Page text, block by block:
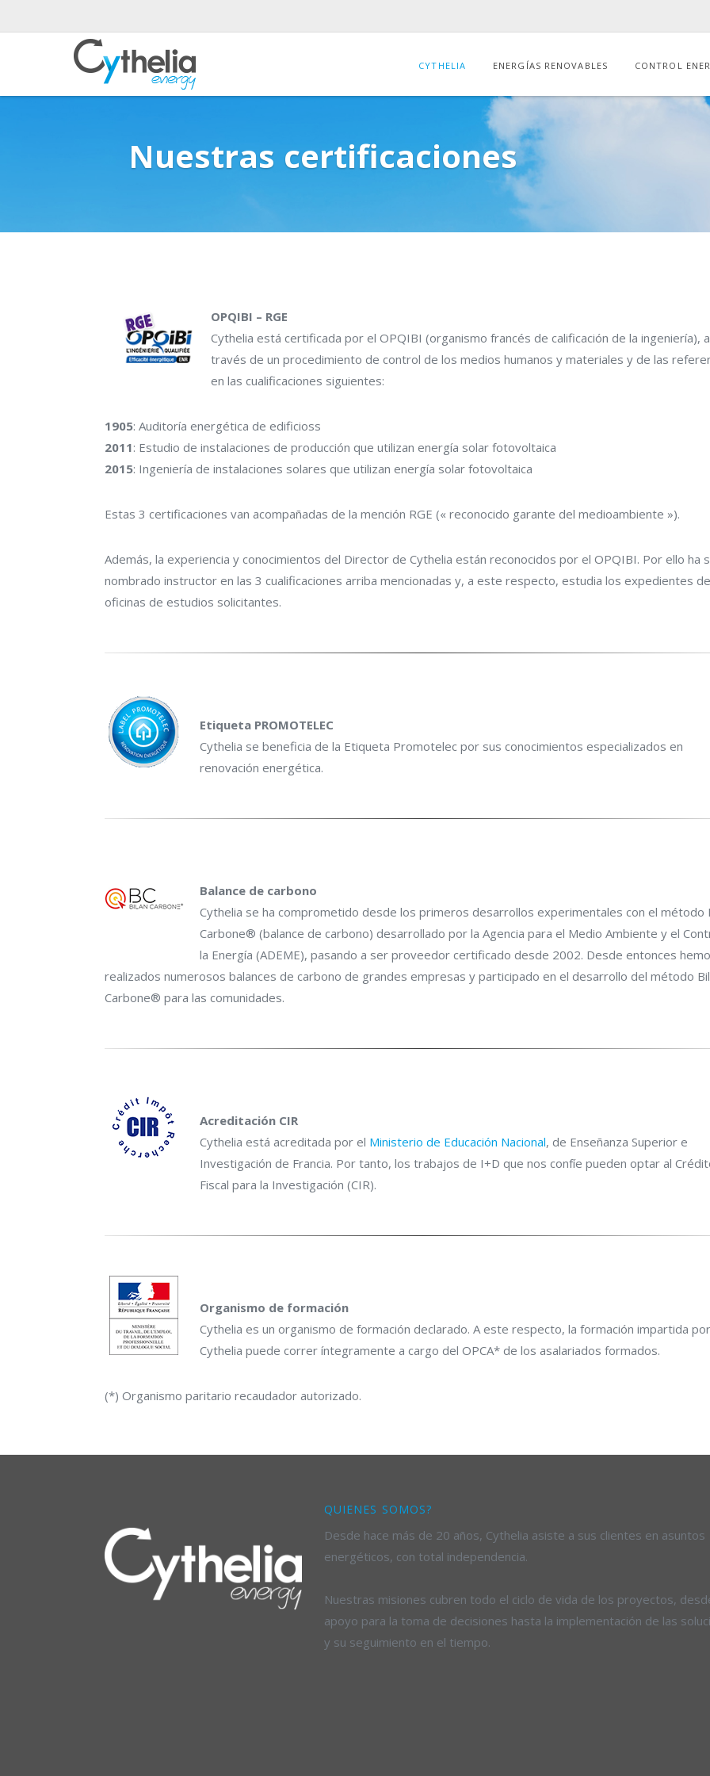
CYTHELIA ENERGÍAS RENOVABLES CONTROL
Nuestras certificaciones
OPQIBI – RGE
Cythelia está certificada por el OPQIBI (organismo francés de calificación de la ingeniería), a
través de un procedimiento de control de los medios humanos y materiales y de las
en las cualificaciones siguientes:
1905: Auditoría energética de edificioss
2011: Estudio de instalaciones de producción que utilizan energía solar fotovoltaica
2015: Ingeniería de instalaciones solares que utilizan energía solar fotovoltaica
Estas 3 certificaciones van acompañadas de la mención RGE (« reconocido garante del medioambiente »).
Además, la experiencia y conocimientos del Director de Cythelia están reconocidos por el OPQIBI. Por ello ha
nombrado instructor en las 3 cualificaciones arriba mencionadas y, a este respecto, estudia los expedientes
oficinas de estudios solicitantes.
Etiqueta PROMOTELEC
Cythelia se beneficia de la Etiqueta Promotelec por sus conocimientos especializados en
renovación energética.
Balance de carbono
Cythelia se ha comprometido desde los primeros desarrollos experimentales con el método
Carbone® (balance de carbono) desarrollado por la Agencia para el Medio Ambiente y el
la Energía (ADEME), pasando a ser proveedor certificado desde 2002. Desde entonces
realizados numerosos balances de carbono de grandes empresas y participado en el desarrollo del método
Carbone® para las comunidades.
Acreditación CIR
Cythelia está acreditada por el Ministerio de Educación Nacional, de Enseñanza Superior e
Investigación de Francia. Por tanto, los trabajos de I+D que nos confíe pueden optar al
Fiscal para la Investigación (CIR).
Organismo de formación
Cythelia es un organismo de formación declarado. A este respecto, la formación impartida por
Cythelia puede correr íntegramente a cargo del OPCA* de los asalariados formados.
(*) Organismo paritario recaudador autorizado.
QUIENES SOMOS?
Desde hace más de 20 años, Cythelia asiste a sus clientes en asuntos
energéticos, con total independencia.
Nuestras misiones cubren todo el ciclo de vida de los proyectos,
apoyo para la toma de decisiones hasta la implementación de las
y su seguimiento en el tiempo.